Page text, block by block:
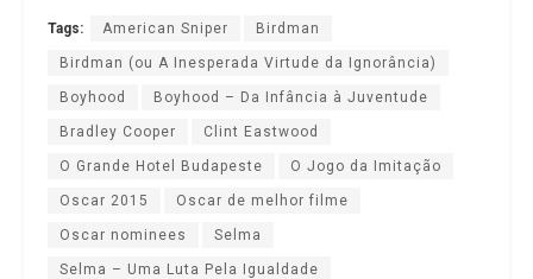
Tags: American Sniper Birdman
Birdman (ou A Inesperada Virtude da Ignorância)
Boyhood Boyhood – Da Infância à Juventude
Bradley Cooper Clint Eastwood
O Grande Hotel Budapeste O Jogo da Imitação
Oscar 2015 Oscar de melhor filme
Oscar nominees Selma
Selma – Uma Luta Pela Igualdade